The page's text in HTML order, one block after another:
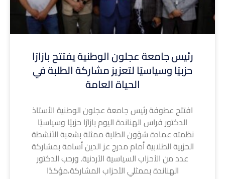
رئيس جامعة عجلون الوطنية يفتتح بازارًا
حزبيًا وسياسيًا لتعزيز مشاركة الطلبة في
الحياة العامة
افتتح عطوفة رئيس جامعة عجلون الوطنية الأستاذ
الدكتور فراس الهناندة اليوم بازارًا حزبيًا وسياسيًا
نظمته عمادة شؤون الطلبة ممثلة بشعبة الأنشطة
الحزبية الطلابية أمام مدرج عز الدين أسامة بمشاركة
عدد من الأحزاب السياسية الأردنية. ورحب الدكتور
الهناندة بممثلي الأحزاب المشاركة،مؤكدًا